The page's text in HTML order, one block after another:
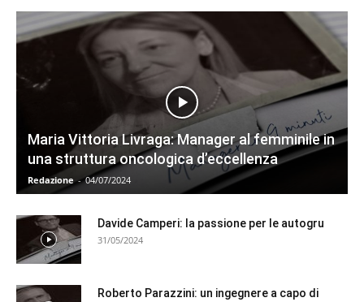
Maria Vittoria Livraga: Manager al femminile in
una struttura oncologica d’eccellenza
Redazione - 04/07/2024
Davide Camperi: la passione per le autogru
31/05/2024
Roberto Parazzini: un ingegnere a capo di